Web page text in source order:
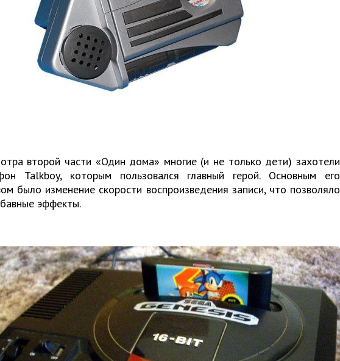
второй части «Один дома» многие (и не только дети) захотели
Talkboy, которым пользовался главный герой. Основным его
было изменение скорости воспроизведения записи, что позволяло
эффекты.